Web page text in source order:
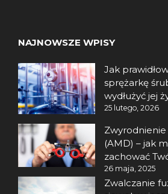
NAJNOWSZE WPISY
Jak
sprężarkę
wydłużyć jej
25 lutego, 2026
Zwyrodnienie
(AMD) – jak
zachować
26 maja, 2025
Zwalczanie